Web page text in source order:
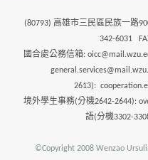
(80793) 高雄市三民區民族一路
342-6031
國合處公務信箱:
2613):
境外學生事務(分機2642-2644):
語(分機3302-
©Copyright 2008 Wenzao